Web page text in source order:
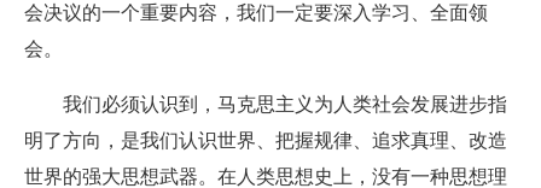
会决议的一个重要内容，我们一定要深入学习、全面领
会。
我们必须认识到，马克思主义为人类社会发展进步指
明了方向，是我们认识世界、把握规律、追求真理、改造
世界的强大思想武器。在人类思想史上，没有一种思想理